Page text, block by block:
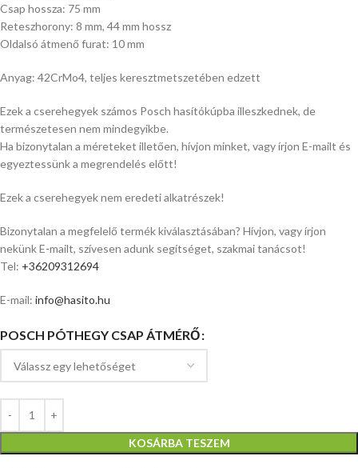
Csap hossza: 75 mm
Reteszhorony: 8 mm, 44 mm hossz
Oldalsó átmenő furat: 10 mm
Anyag: 42CrMo4, teljes keresztmetszetében edzett
Ezek a cserehegyek számos Posch hasítókúpba illeszkednek, de
természetesen nem mindegyikbe.
Ha bizonytalan a méreteket illetően, hívjon minket, vagy írjon E-mailt és
egyeztessünk a megrendelés előtt!
Ezek a cserehegyek nem eredeti alkatrészek!
Bizonytalan a megfelelő termék kiválasztásában? Hívjon, vagy írjon
nekünk E-mailt, szívesen adunk segítséget, szakmai tanácsot!
Tel: +36209312694
E-mail: info@hasito.hu
POSCH PÓTHEGY CSAP ÁTMÉRŐ
KOSÁRBA TESZEM